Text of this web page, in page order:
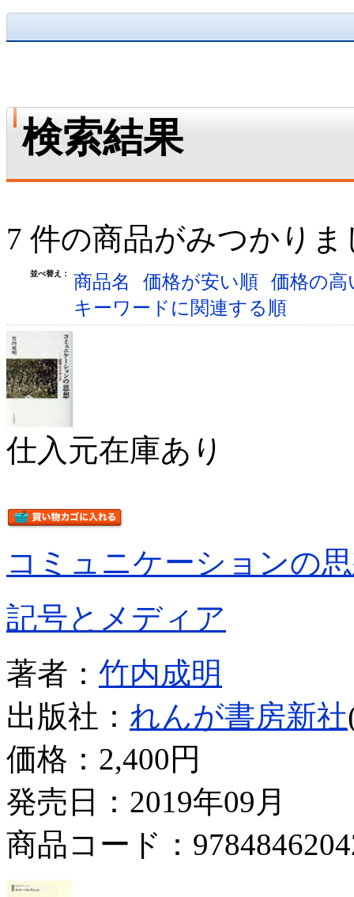
検索結果
7 件の商品がみつかりま
並べ替え： 商品名 価格が安い順 価格の
キーワードに関連する順
仕入元在庫あり
コミュニケーションの
記号とメディア
著者： 竹内成明
出版社： れんが書房新社
価格： 2,400円
発売日：2019年09月
商品コード：